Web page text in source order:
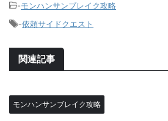
-モンハンサンブレイク攻略
-依頼サイドクエスト
関連記事
モンハンサンブレイク攻略